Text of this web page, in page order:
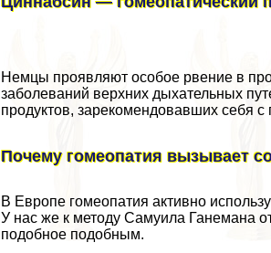
Немцы проявляют особое рвение в
заболеваний верхних дыхательных
продуктов, зарекомендовавших себя
Почему гомеопатия вызывает
В Европе гомеопатия активно
У нас же к методу Самуила Ганемана
подобное подобным.